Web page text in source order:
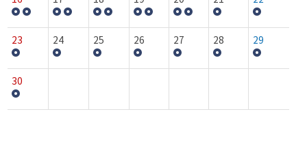
23 24 25 26 27 28 29
30